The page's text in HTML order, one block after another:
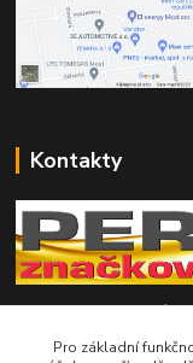
Kontakty
Telefon pro technické
Pro základní